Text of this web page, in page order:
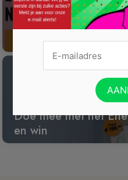
Win een wijnreis
Doe mee met het
en win